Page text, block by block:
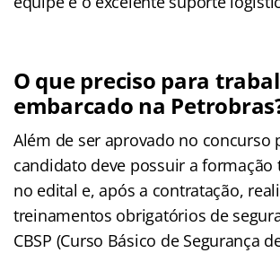
O que preciso para
embarcado na
Além de ser aprovado no concurso
candidato deve possuir a formação
no edital e, após a contratação,
treinamentos obrigatórios de
CBSP (Curso Básico de Segurança